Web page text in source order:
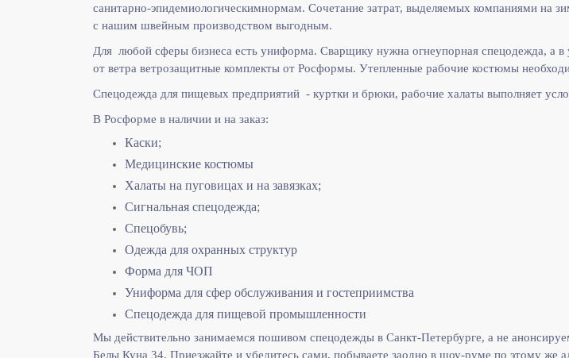
санитарно-эпидемиологическимнормам. Сочетание затрат, выделяемых компаниями на
с нашим швейным производством выгодным.
Для любой сферы бизнеса есть униформа. Сварщику нужна огнеупорная спецодежда, а
от ветра ветрозащитные комплекты от Росформы. Утепленные рабочие костюмы
Спецодежда для пищевых предприятий - куртки и брюки, рабочие халаты выполняет
В Росформе в наличии и на заказ:
Каски;
Медицинские костюмы
Халаты на пуговицах и на завязках;
Сигнальная спецодежда;
Спецобувь;
Одежда для охранных структур
Форма для ЧОП
Униформа для сфер обслуживания и гостеприимства
Спецодежда для пищевой промышленности
Мы действительно занимаемся пошивом спецодежды в Санкт-Петербурге, а не
Белы Куна 34. Приезжайте и убедитесь сами, побываете заодно в шоу-руме по этому же